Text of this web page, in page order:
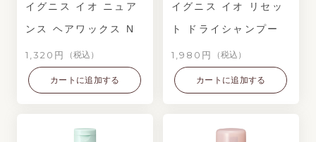
イグニス イオ ニュア
ンス ヘアワックス N
1,320円 （税込）
カートに追加する
イグニス イオ リセッ
ト ドライシャンプー
1,980円 （税込）
カートに追加する